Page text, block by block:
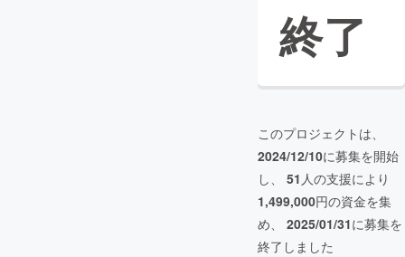
終了
このプロジェクトは、
2024/12/10に募集を開始
し、 51 人の支援により
1,499,000円の資金を集
め、 2025/01/31に募集を
終了しました